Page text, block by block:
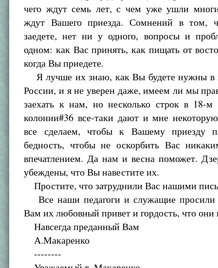
чего ждут семь лет, с чем уже ушли
ждут Вашего приезда. Сомнений в
заедете, нет ни у одного, вопросы и
одном: как Вас принять, как пищать от
когда Вы приедете.
Я лучше их знаю, как Вы будете нужны в
России, и я не уверен даже, имеем ли мы
заехать к нам, но несколько строк в 18-
колонии#36 все-таки дают и мне
все сделаем, чтобы к Вашему приезду
бедность, чтобы не оскорбить Вас
впечатлением. Да нам и весна поможет.
убеждены, что Вы навестите их.
Простите, что затруднили Вас нашими
Все наши педагоги и служащие просили
Вам их любовный привет и гордость, что они
Навсегда преданный Вам
А.Макаренко
--------